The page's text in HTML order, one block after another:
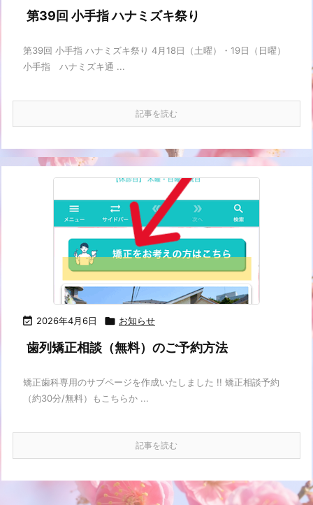
第39回 小手指 ハナミズキ祭り
第39回 小手指 ハナミズキ祭り 4月18日（土曜）・19日（日曜）
小手指 ハナミズキ通 ...
記事を読む
 2026年4月6日  お知らせ
歯列矯正相談（無料）のご予約方法
矯正歯科専用のサブページを作成いたしました !! 矯正相談予約
（約30分/無料）もこちらか ...
記事を読む